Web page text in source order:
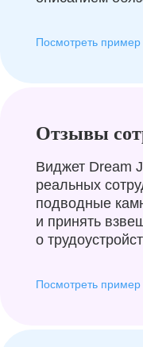
Посмотреть пример
Отзывы
Виджет Dream
реальных
подводные
и принять
о
Посмотреть пример